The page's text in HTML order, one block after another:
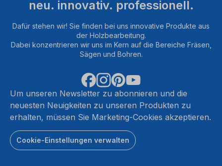
neu. innovativ. professionell.
Dafür stehen wir! Sie finden bei uns innovative Produkte aus
der Holzbearbeitung.
Dabei konzentrieren wir uns im Kern auf die Bereiche Fräsen,
Sägen und Bohren.
Um unseren Newsletter zu abonnieren und die
neuesten Neuigkeiten zu unseren Produkten zu
erhalten, müssen Sie Marketing-Cookies akzeptieren.
Cookie-Einstellungen verwalten